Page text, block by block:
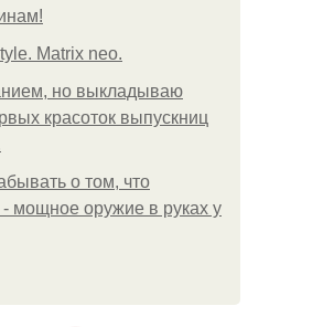
Matrix neo.
но выкладываю
красоток выпускниц
о том, что
мощное оружие в руках у